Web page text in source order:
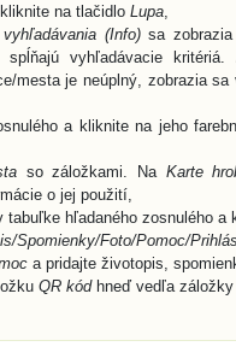
na tlačidlo Lupa,
(Info)sa zobrazia
spĺňajú vyhľadávacie
mesta je neúplný, zobrazia
a kliknite na jeho
so záložkami. Na Karte
o jej použití,
hľadaného zosnulého a
Spomienky/Foto/Pomoc/
a pridajte životopis,
QR kódhneď vedľa záložky